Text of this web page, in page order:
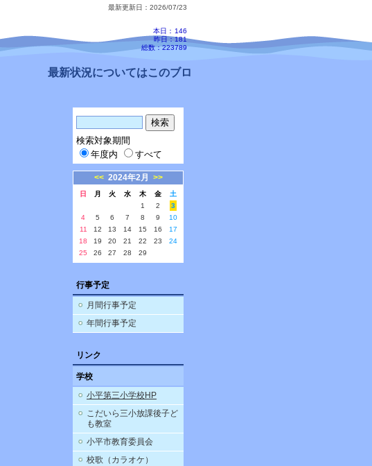
最新更新日：2026/07/23
本日： 146
昨日：181
総数：223789
最新状況についてはこのブログ、配信メールをご確認ください。
検索対象期間
年度内
すべて
<< 2024年2月 >>
日 月 火 水 木 金
土
1
2
3
4
5 6 7 8 9
10
11
12 13 14 15 16
17
18
19 20 21 22 23
24
25
26 27 28 29
行事予定
月間行事予定
年間行事予定
リンク
学校
小平第三小学校HP
こだいら三小放課後子ど
も教室
小平市教育委員会
校歌（カラオケ）